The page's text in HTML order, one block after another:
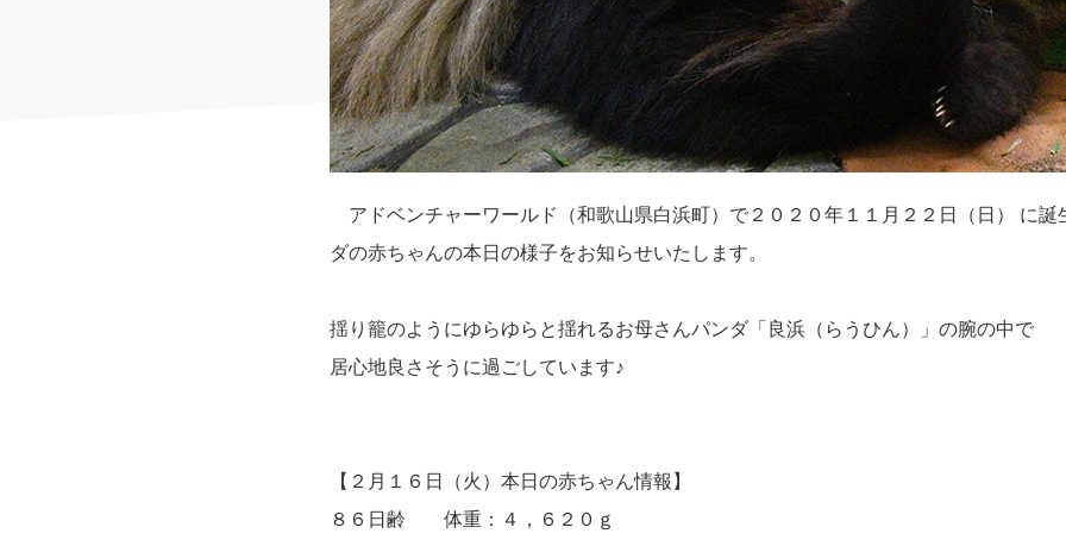
アドベンチャーワールド（和歌山県白浜町）で２０２０年１１月２２日（日） に誕
ダの赤ちゃんの本日の様子をお知らせいたします。
揺り籠のようにゆらゆらと揺れるお母さんパンダ「良浜（らうひん）」の腕の中で
居心地良さそうに過ごしています♪
【２月１６日（火）本日の赤ちゃん情報】
８６日齢 体重：４，６２０ｇ